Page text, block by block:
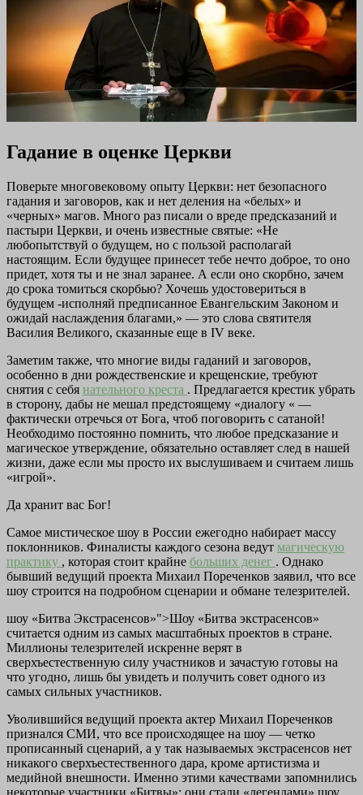
Гадание в оценке Церкви
Поверьте многовековому опыту Церкви: нет безопасного
гадания и заговоров, как и нет деления на «белых» и
«черных» магов. Много раз писали о вреде предсказаний и
пастыри Церкви, и очень известные святые: «Не
любопытствуй о будущем, но с пользой располагай
настоящим. Если будущее принесет тебе нечто доброе, то оно
придет, хотя ты и не знал заранее. А если оно скорбно, зачем
до срока томиться скорбью? Хочешь удостовериться в
будущем -исполняй предписанное Евангельским Законом и
ожидай наслаждения благами,» — это слова святителя
Василия Великого, сказанные еще в IV веке.
Заметим также, что многие виды гаданий и заговоров,
особенно в дни рождественские и крещенские, требуют
снятия с себя нательного креста . Предлагается крестик убрать
в сторону, дабы не мешал предстоящему «диалогу « —
фактически отречься от Бога, чтоб поговорить с сатаной!
Необходимо постоянно помнить, что любое предсказание и
магическое утверждение, обязательно оставляет след в нашей
жизни, даже если мы просто их выслушиваем и считаем лишь
«игрой».
Да хранит вас Бог!
Самое мистическое шоу в России ежегодно набирает массу
поклонников. Финалисты каждого сезона ведут магическую
практику , которая стоит крайне больших денег . Однако
бывший ведущий проекта Михаил Пореченков заявил, что все
шоу строится на подробном сценарии и обмане телезрителей.
шоу «Битва Экстрасенсов»">Шоу «Битва экстрасенсов»
считается одним из самых масштабных проектов в стране.
Миллионы телезрителей искренне верят в
сверхъестественную силу участников и зачастую готовы на
что угодно, лишь бы увидеть и получить совет одного из
самых сильных участников.
Уволившийся ведущий проекта актер Михаил Пореченков
признался СМИ, что все происходящее на шоу — четко
прописанный сценарий, а у так называемых экстрасенсов нет
никакого сверхъестественного дара, кроме артистизма и
медийной внешности. Именно этими качествами запомнились